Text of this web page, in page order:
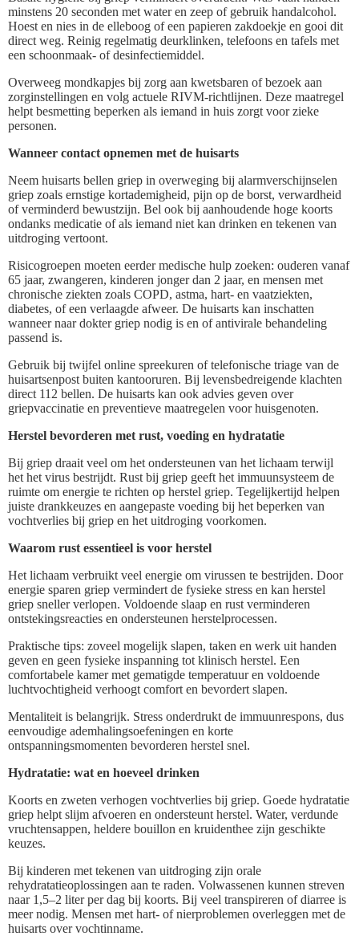
minstens 20 seconden met water en zeep of gebruik handalcohol.
Hoest en nies in de elleboog of een papieren zakdoekje en gooi dit
direct weg. Reinig regelmatig deurklinken, telefoons en tafels met
een schoonmaak- of desinfectiemiddel.
Overweeg mondkapjes bij zorg aan kwetsbaren of bezoek aan
zorginstellingen en volg actuele RIVM-richtlijnen. Deze maatregel
helpt besmetting beperken als iemand in huis zorgt voor zieke
personen.
Wanneer contact opnemen met de huisarts
Neem huisarts bellen griep in overweging bij alarmverschijnselen
griep zoals ernstige kortademigheid, pijn op de borst, verwardheid
of verminderd bewustzijn. Bel ook bij aanhoudende hoge koorts
ondanks medicatie of als iemand niet kan drinken en tekenen van
uitdroging vertoont.
Risicogroepen moeten eerder medische hulp zoeken: ouderen vanaf
65 jaar, zwangeren, kinderen jonger dan 2 jaar, en mensen met
chronische ziekten zoals COPD, astma, hart- en vaatziekten,
diabetes, of een verlaagde afweer. De huisarts kan inschatten
wanneer naar dokter griep nodig is en of antivirale behandeling
passend is.
Gebruik bij twijfel online spreekuren of telefonische triage van de
huisartsenpost buiten kantooruren. Bij levensbedreigende klachten
direct 112 bellen. De huisarts kan ook advies geven over
griepvaccinatie en preventieve maatregelen voor huisgenoten.
Herstel bevorderen met rust, voeding en hydratatie
Bij griep draait veel om het ondersteunen van het lichaam terwijl
het het virus bestrijdt. Rust bij griep geeft het immuunsysteem de
ruimte om energie te richten op herstel griep. Tegelijkertijd helpen
juiste drankkeuzes en aangepaste voeding bij het beperken van
vochtverlies bij griep en het uitdroging voorkomen.
Waarom rust essentieel is voor herstel
Het lichaam verbruikt veel energie om virussen te bestrijden. Door
energie sparen griep vermindert de fysieke stress en kan herstel
griep sneller verlopen. Voldoende slaap en rust verminderen
ontstekingsreacties en ondersteunen herstelprocessen.
Praktische tips: zoveel mogelijk slapen, taken en werk uit handen
geven en geen fysieke inspanning tot klinisch herstel. Een
comfortabele kamer met gematigde temperatuur en voldoende
luchtvochtigheid verhoogt comfort en bevordert slapen.
Mentaliteit is belangrijk. Stress onderdrukt de immuunrespons, dus
eenvoudige ademhalingsoefeningen en korte
ontspanningsmomenten bevorderen herstel snel.
Hydratatie: wat en hoeveel drinken
Koorts en zweten verhogen vochtverlies bij griep. Goede hydratatie
griep helpt slijm afvoeren en ondersteunt herstel. Water, verdunde
vruchtensappen, heldere bouillon en kruidenthee zijn geschikte
keuzes.
Bij kinderen met tekenen van uitdroging zijn orale
rehydratatieoplossingen aan te raden. Volwassenen kunnen streven
naar 1,5–2 liter per dag bij koorts. Bij veel transpireren of diarree is
meer nodig. Mensen met hart- of nierproblemen overleggen met de
huisarts over vochtinname.